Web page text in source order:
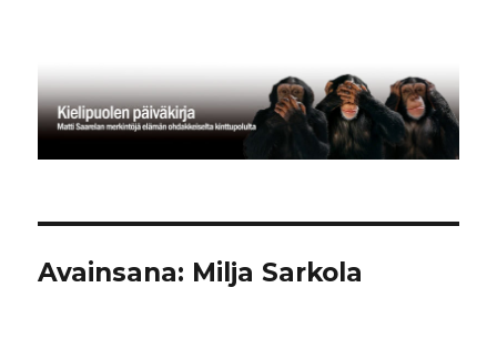
Avainsana: Milja Sarkola